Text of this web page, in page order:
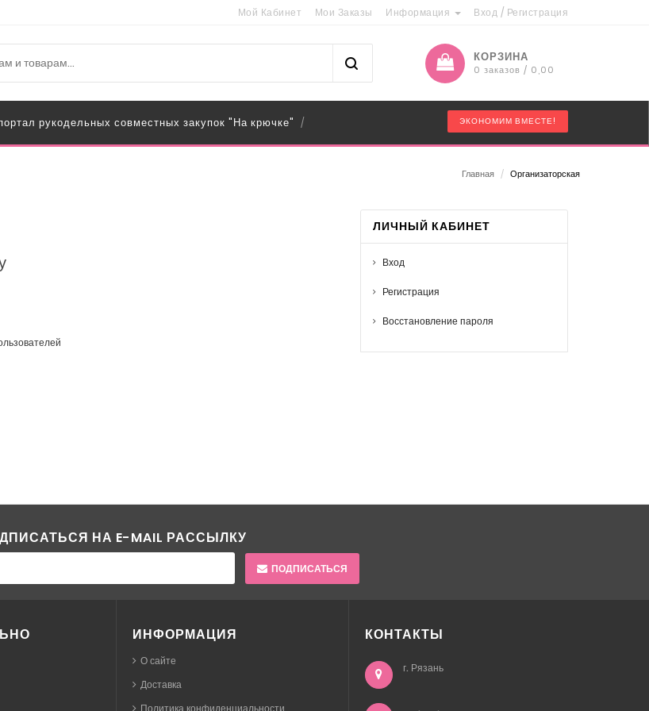
Мой Кабинет Мои Заказы Информация Вход / Регистрация
КОРЗИНА
0 заказов / 0,00
рукодельных совместных закупок "На крючке" / ЭКОНОМИМ ВМЕСТЕ!
Главная / Организаторская
ЛИЧНЫЙ КАБИНЕТ
Вход
Регистрация
Восстановление пароля
НА E-MAIL РАССЫЛКУ
ПОДПИСАТЬСЯ
ИНФОРМАЦИЯ
О сайте
Доставка
Политика конфиденциальности
КОНТАКТЫ
г. Рязань